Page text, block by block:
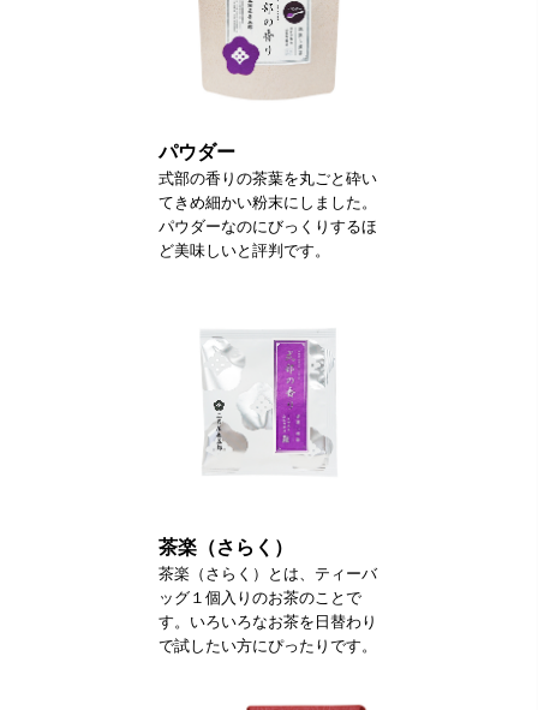
パウダー
式部の香りの茶葉を丸ごと砕い
てきめ細かい粉末にしました。
パウダーなのにびっくりするほ
ど美味しいと評判です。
茶楽（さらく）
茶楽（さらく）とは、ティーバ
ッグ１個入りのお茶のことで
す。いろいろなお茶を日替わり
で試したい方にぴったりです。